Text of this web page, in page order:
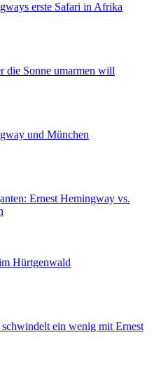
erste Safari in Afrika
die Sonne umarmen will
und München
Ernest Hemingway vs.
Hürtgenwald
ein wenig mit Ernest